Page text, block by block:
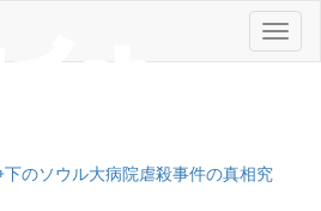
メ
ニ
のソウル大病院虐殺事件の真相究